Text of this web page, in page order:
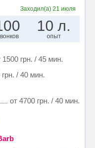
Заходил(а)21 июля
10 л.
опыт
1500 грн. / 45 мин.
грн. / 40 мин.
от 4700 грн. / 40 мин.